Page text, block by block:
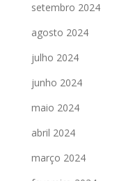
setembro 2024
agosto 2024
julho 2024
junho 2024
maio 2024
abril 2024
março 2024